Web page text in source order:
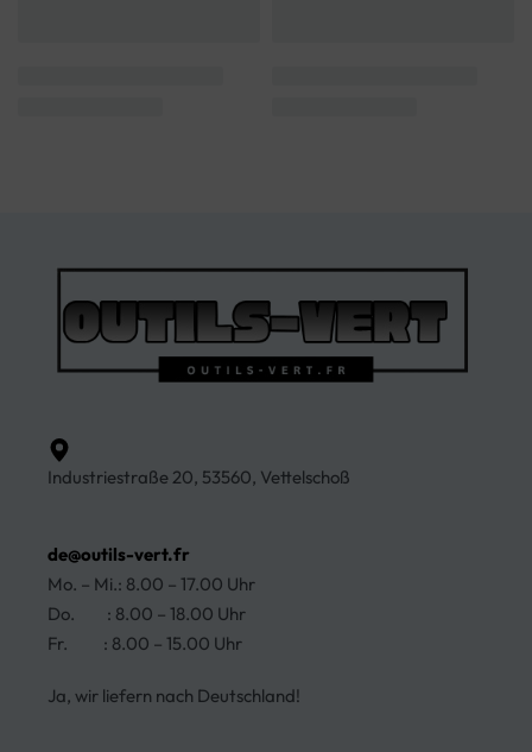
Industriestraße 20, 53560, Vettelschoß
de@outils-vert.fr
Mo. – Mi.: 8.00 – 17.00 Uhr
Do. : 8.00 – 18.00 Uhr
Fr. : 8.00 – 15.00 Uhr
Ja, wir liefern nach Deutschland!